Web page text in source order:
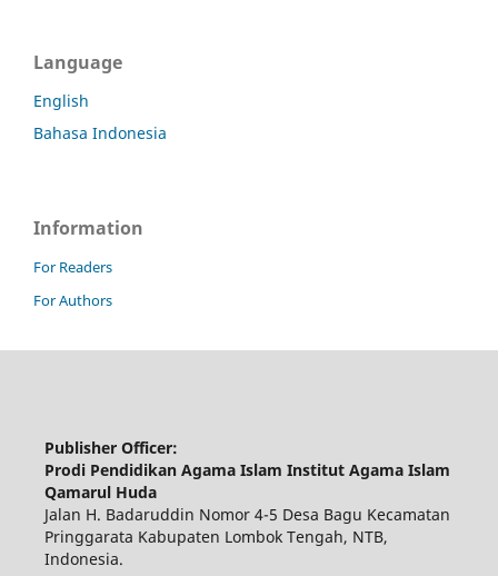
Language
English
Bahasa Indonesia
Information
For Readers
For Authors
Publisher Officer:
Prodi Pendidikan Agama Islam Institut Agama Islam
Qamarul Huda
Jalan H. Badaruddin Nomor 4-5 Desa Bagu Kecamatan
Pringgarata Kabupaten Lombok Tengah, NTB,
Indonesia.